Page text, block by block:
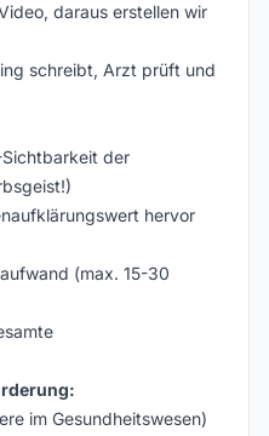
daraus erstellen wir
schreibt, Arzt prüft und
der
hervor
(max. 15-30
im Gesundheitswesen)